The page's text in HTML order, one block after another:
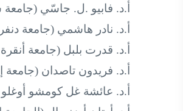
أ.د. فابيو .ل. جاسّي (جامعة
أ.د. نادر هاشمي (جامعة
أ.د. قدرت بلبل (جامعة أنقرة
أ.د. فريدون تاصدان (جامعة
أ.د. عائشة غل كومشو